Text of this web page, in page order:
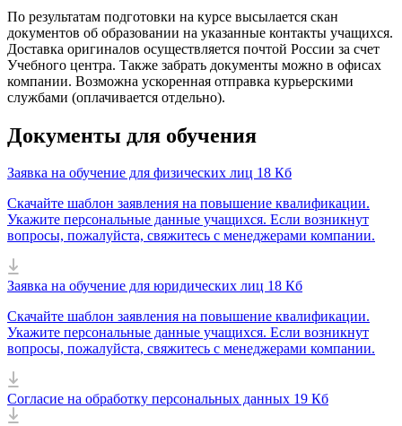
По результатам подготовки на курсе высылается скан
документов об образовании на указанные контакты учащихся.
Доставка оригиналов осуществляется почтой России за счет
Учебного центра. Также забрать документы можно в офисах
компании. Возможна ускоренная отправка курьерскими
службами (оплачивается отдельно).
Документы для обучения
Заявка на обучение для физических лиц 18 Кб
Скачайте шаблон заявления на повышение квалификации.
Укажите персональные данные учащихся. Если возникнут
вопросы, пожалуйста, свяжитесь с менеджерами компании.
Заявка на обучение для юридических лиц 18 Кб
Скачайте шаблон заявления на повышение квалификации.
Укажите персональные данные учащихся. Если возникнут
вопросы, пожалуйста, свяжитесь с менеджерами компании.
Согласие на обработку персональных данных 19 Кб